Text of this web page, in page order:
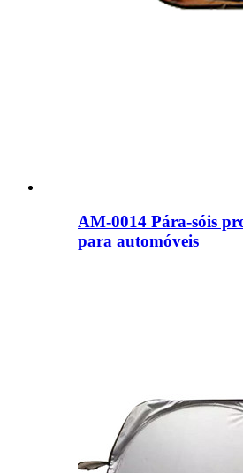
AM-0014 Pára-sóis
para automóveis